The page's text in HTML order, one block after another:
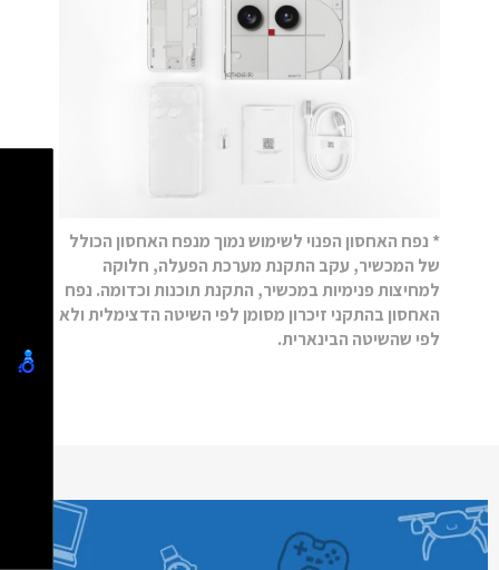
* נפח האחסון הפנוי לשימוש נמוך מנפח האחסון הכולל
של המכשיר, עקב התקנת מערכת הפעלה, חלוקה
למחיצות פנימיות במכשיר, התקנת תוכנות וכדומה. נפח
האחסון בהתקני זיכרון מסומן לפי השיטה הדצימלית ולא
לפי שהשיטה הבינארית.